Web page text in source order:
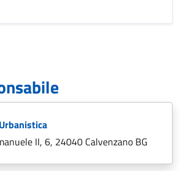
II, 6, 24040 Calvenzano BG